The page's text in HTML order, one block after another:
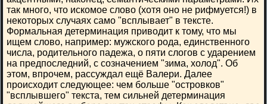
так много, что искомое слово (хотя оно не рифмуется!) в
некоторых случаях само "всплывает" в тексте.
Формальная детерминация приводит к тому, что мы
ищем слово, например: мужского рода, единственного
числа, родительного падежа, о пяти слогов с ударением
на предпоследний, с созначением "зима, холод". Об
этом, впрочем, рассуждал ещё Валери. Далее
происходит следующее: чем больше "островков"
"всплывшего" текста, тем сильней детерминация